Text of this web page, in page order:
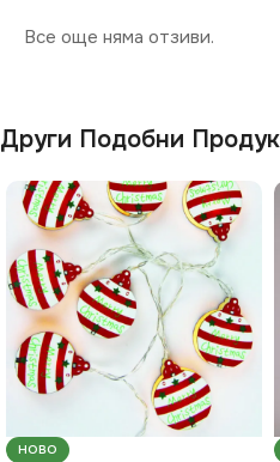
Все още няма отзиви.
Други Подобни
НОВО